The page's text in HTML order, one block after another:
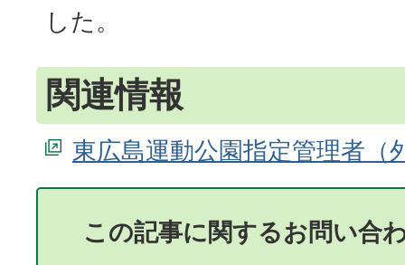
した。
関連情報
東広島運動公園指定管理者
この記事に関するお問い合